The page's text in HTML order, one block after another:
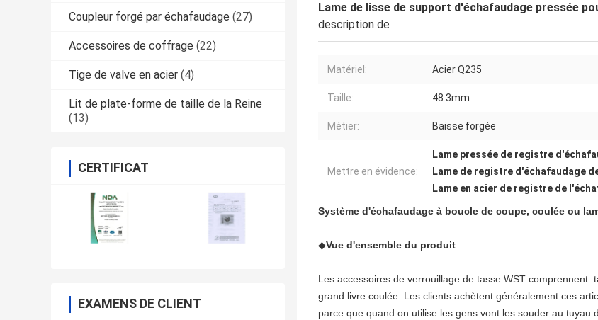
Coupleur forgé par échafaudage (27)
Accessoires de coffrage (22)
Tige de valve en acier (4)
Lit de plate-forme de taille de la Reine
(13)
CERTIFICAT
EXAMENS DE CLIENT
Lame de lisse de support d'échafaudage pressée
description de
Matériel: Acier Q235
Taille: 48.3mm
Métier: Baisse forgée
Mettre en évidence:
Lame pressée de registre
Lame de registre d'échafaudage
Lame en acier de registre de
Système d'échafaudage à boucle de coupe, coulée ou
◆Vue d'ensemble du produit
Les accessoires de verrouillage de tasse WST
grand livre coulée. Les clients achètent généralement ces
parce que quand on utilise les gens vont les souder au tuyau